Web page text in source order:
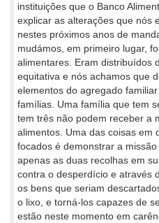
instituições que o Banco
explicar as alterações que nós
nestes próximos anos de
mudámos, em primeiro lugar,
alimentares. Eram distribuídos
equitativa e nós achamos que
elementos do agregado
famílias. Uma família que tem
tem três não podem receber a
alimentos. Uma das coisas em
focados é demonstrar a
apenas as duas recolhas em
contra o desperdício e através
os bens que seriam
o lixo, e torná-los capazes de
estão neste momento em